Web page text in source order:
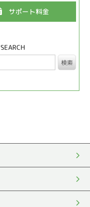
サポート料金
SEARCH
検索